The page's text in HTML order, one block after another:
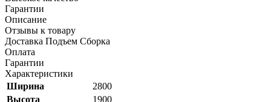
Гарантии
Описание
Отзывы к товару
Доставка Подъем Сборка
Оплата
Гарантии
Характеристики
Ширина
2800
Высота
1900